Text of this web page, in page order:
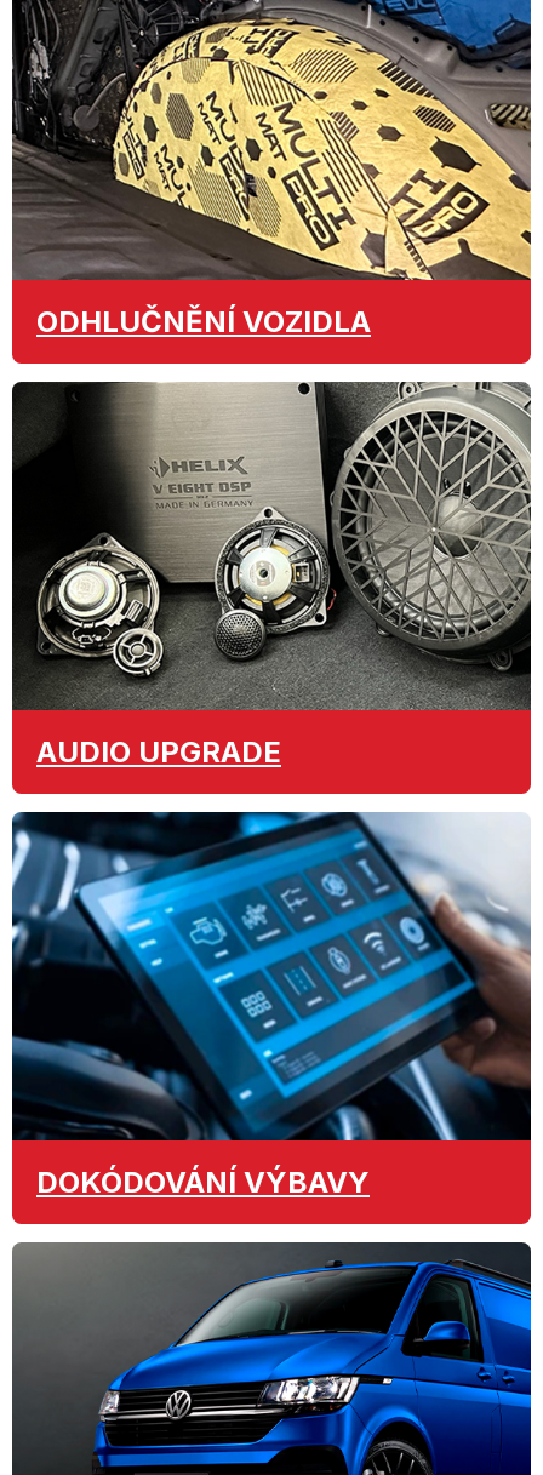
ODHLUČNĚNÍ VOZIDLA
AUDIO UPGRADE
DOKÓDOVÁNÍ VÝBAVY